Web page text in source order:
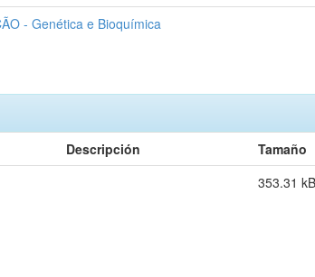
- Genética e Bioquímica
Descripción Tamaño
353.31 kB